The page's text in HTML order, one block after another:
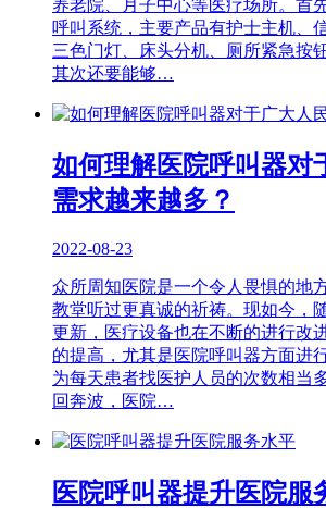
养老院、月子中心等医疗场所。首
呼叫系统，主要产品有护士主机、
三色门灯、床头分机、厕所紧急按
其次还要能够…
如何理解医院呼叫器对
需求越来越多？
2022-08-23
众所周知医院是一个令人畏惧的地
教堂听过更真诚的祈祷。现如今，
更新，医疗设备也在不断的进行改
的提高，尤其是医院呼叫器方面进
为每天患者找医护人员的次数相当
回奔波，医院…
医院呼叫器提升医院服